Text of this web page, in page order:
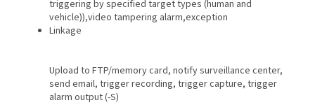
triggering by specified target types (human and
vehicle)),video tampering alarm,exception
Linkage
Upload to FTP/memory card, notify surveillance center,
send email, trigger recording, trigger capture, trigger
alarm output (-S)